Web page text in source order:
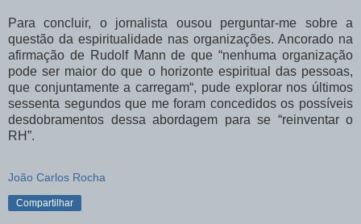
Para concluir, o jornalista ousou perguntar-me sobre a
questão da espiritualidade nas organizações. Ancorado na
afirmação de Rudolf Mann de que “nenhuma organização
pode ser maior do que o horizonte espiritual das pessoas,
que conjuntamente a carregam“, pude explorar nos últimos
sessenta segundos que me foram concedidos os possíveis
desdobramentos dessa abordagem para se “reinventar o
RH”.
João Carlos Rocha
Compartilhar